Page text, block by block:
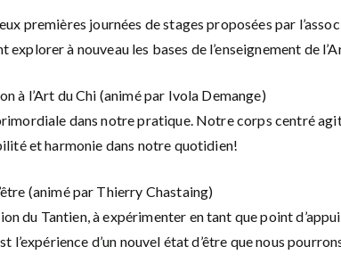
premières journées de stages proposées par
à nouveau les bases de l’enseignement de
à l’Art du Chi (animé par Ivola Demange)
dans notre pratique. Notre corps centré
et harmonie dans notre quotidien!
(animé par Thierry Chastaing)
du Tantien, à expérimenter en tant que point
l’expérience d’un nouvel état d’être que nous